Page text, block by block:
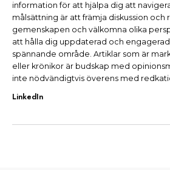
information för att hjälpa dig att
målsättning är att främja diskussion och
gemenskapen och välkomna olika
att hålla dig uppdaterad och
spännande område. Artiklar som är
eller krönikor är budskap med
inte nödvändigtvis överens med
LinkedIn